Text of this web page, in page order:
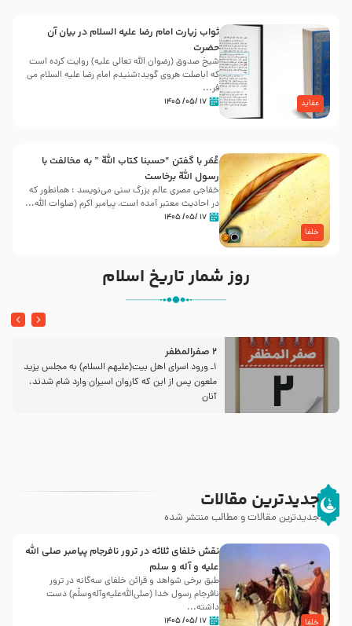
عقاید
ثواب زیارت امام رضا علیه السلام در بیان آن
حضرت
شیخ صدوق (رضوان الله تعالی علیه) روایت کرده است
که اباصلت هروی گوید:شنیدم امام رضا علیه السلام می
فر...
۱۷ /۰۵/ ۱۴۰۵
خلفا
عُمَر با گفتن “حسبنا كتاب اللّه ” به مخالفت با
رسول اللّه برخاست
خفاجی مصری عالم بزرگ سنی می‌نویسد : همانطور که
در احادیث معتبر آمده است، پیامبر اکرم (صلوات اللّه...
۱۷ /۰۵/ ۱۴۰۵
روز شمار تاریخ اسلام
2 صفرالمظفر
1ـ ورود اسراى اهل بیت‌(علیهم السلام) به مجلس یزید
ملعون پس از این كه كاروان اسیران وارد شام شدند،
آنان
جدیدترین مقالات
جدیدترین مقالات و مطالب منتشر شده
خلفا
نقش خلفای ثلاثه در ترور نافرجام پیامبر صلی الله
علیه و آله و سلم
طبق برخی شواهد و قرائن خلفای سه‌گانه در ترور
نافرجام رسول خدا (صلی‌الله‌علیه‌و‌آله‌وسلّم) دست
داشته‌...
۱۷ /۰۵/ ۱۴۰۵